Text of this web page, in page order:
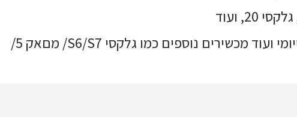
נרתיק נגד מים אוניברסלי יכול להתאים לכל סוגי המכשירים עד גודל 6.7", כולל מכשדירי מייזו שיומי ועוד מכשירים נוספים כמו גלקסי S6/S7/ מםאק 5/